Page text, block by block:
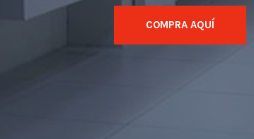
COMPRA AQUÍ